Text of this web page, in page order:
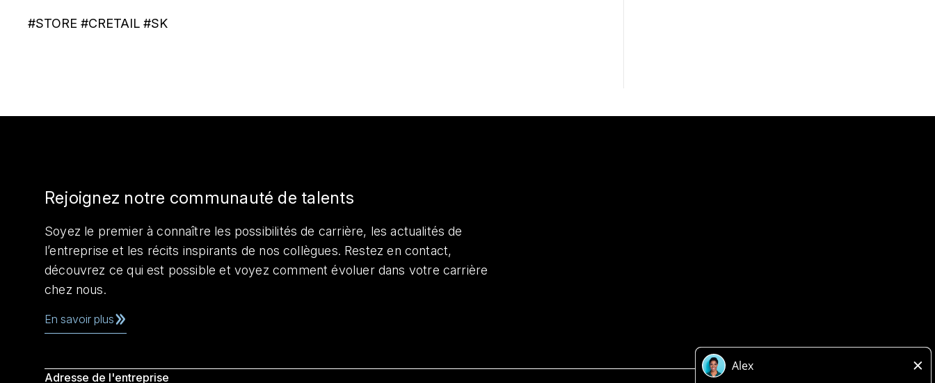
#STORE #CRETAIL #SK
Rejoignez notre communauté de talents
Soyez le premier à connaître les possibilités de carrière, les actualités de
l’entreprise et les récits inspirants de nos collègues. Restez en contact,
découvrez ce qui est possible et voyez comment évoluer dans votre carrière
chez nous.
En savoir plus
Adresse de l'entreprise